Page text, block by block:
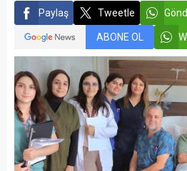
Paylaş Tweetle
ABONE OL